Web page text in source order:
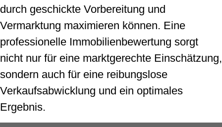
durch geschickte Vorbereitung und
Vermarktung maximieren können. Eine
professionelle Immobilienbewertung sorgt
nicht nur für eine marktgerechte Einschätzung,
sondern auch für eine reibungslose
Verkaufsabwicklung und ein optimales
Ergebnis.